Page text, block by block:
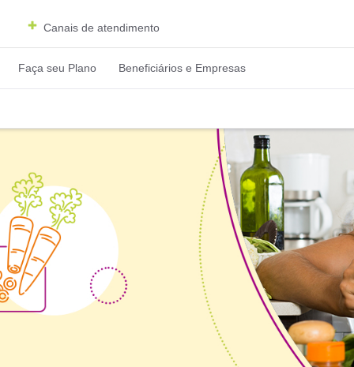
Canais de atendimento
Faça seu Plano Beneficiários e Empresas